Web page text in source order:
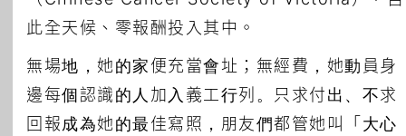
此全天候、零報酬投入其中。
無場地，她的家便充當會址；無經費，她動員身
邊每個認識的人加入義工行列。只求付出、不求
回報成為她的最佳寫照，朋友們都管她叫「大心